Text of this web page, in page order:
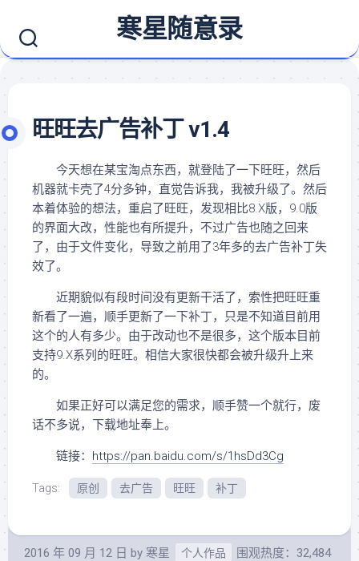
content
寒星随意录
旺旺去广告补丁 v1.4
今天想在某宝淘点东西，就登陆了一下旺旺，然后
机器就卡壳了4分多钟，直觉告诉我，我被升级了。然后
本着体验的想法，重启了旺旺，发现相比8.X版，9.0版
的界面大改，性能也有所提升，不过广告也随之回来
了，由于文件变化，导致之前用了3年多的去广告补丁失
效了。
近期貌似有段时间没有更新干活了，索性把旺旺重
新看了一遍，顺手更新了一下补丁，只是不知道目前用
这个的人有多少。由于改动也不是很多，这个版本目前
支持9.X系列的旺旺。相信大家很快都会被升级升上来
的。
如果正好可以满足您的需求，顺手赞一个就行，废
话不多说，下载地址奉上。
链接： https://pan.baidu.com/s/1hsDd3Cg
Tags: 原创 去广告 旺旺 补丁
2016 年 09 月 12 日 by 寒星 个人作品
围观热度：32,484